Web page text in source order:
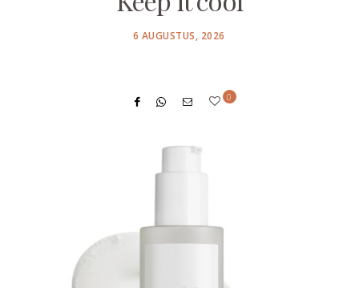
POSTED
6 AUGUSTUS, 2026
0